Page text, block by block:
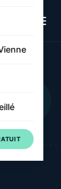
transition